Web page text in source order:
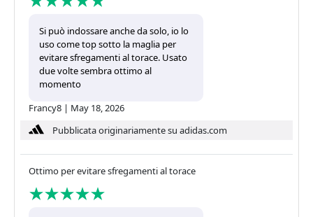
Si può indossare anche da solo, io lo
uso come top sotto la maglia per
evitare sfregamenti al torace. Usato
due volte sembra ottimo al
momento
Francy8 | May 18, 2026
Pubblicata originariamente su adidas.com
Ottimo per evitare sfregamenti al torace